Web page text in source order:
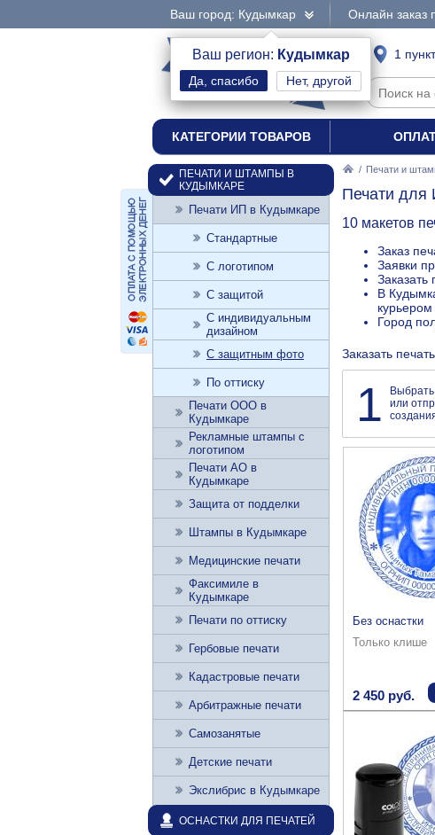
Ваш город: Кудымкар
Ваш регион: Кудымкар
Нет, другой
Онлайн заказ
интернет-магазин 1
КАТЕГОРИИ ТОВАРОВ
/ Печати и
Печати
10 макетов
Заказ
Заявки
В
Город
Заказать
1
или
Без оснастки
Только клише
2 450 руб.
ПЕЧАТИ И ШТАМПЫ В
КУДЫМКАРЕ
Печати ИП в Кудымкаре
Стандартные
С логотипом
С защитой
С индивидуальным
дизайном
С защитным фото
По оттиску
Печати ООО в
Кудымкаре
Рекламные штампы с
логотипом
Печати АО в
Кудымкаре
Защита от подделки
Штампы в Кудымкаре
Медицинские печати
Факсимиле в
Кудымкаре
Печати по оттиску
Гербовые печати
Кадастровые печати
Арбитражные печати
Самозанятые
Детские печати
Экслибрис в Кудымкаре
ОСНАСТКИ ДЛЯ ПЕЧАТЕЙ